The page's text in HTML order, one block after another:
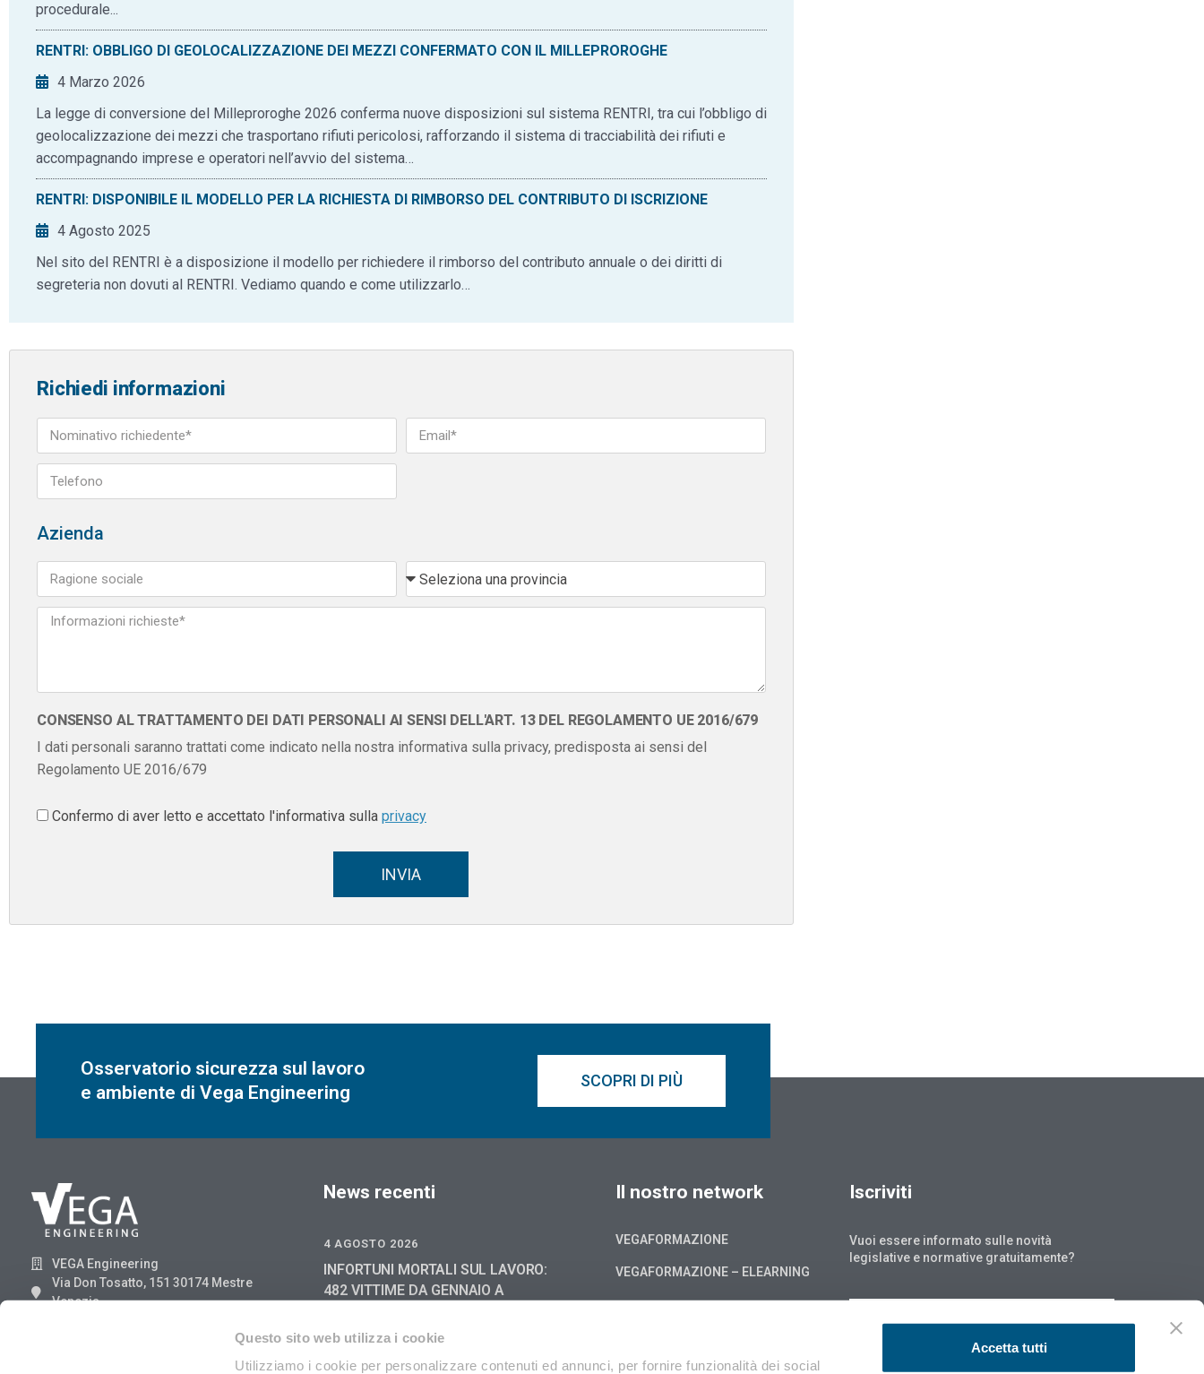
Questo sito web utilizza i cookie
Utilizziamo i cookie per personalizzare contenuti ed annunci, per fornire funzionalità dei social
Accetta tutti
procedurale...
RENTRI: OBBLIGO DI GEOLOCALIZZAZIONE DEI MEZZI CONFERMATO CON IL MILLEPROROGHE
4 Marzo 2026
La legge di conversione del Milleproroghe 2026 conferma nuove disposizioni sul sistema RENTRI, tra cui l’obbligo di
geolocalizzazione dei mezzi che trasportano rifiuti pericolosi, rafforzando il sistema di tracciabilità dei rifiuti e
accompagnando imprese e operatori nell’avvio del sistema…
RENTRI: DISPONIBILE IL MODELLO PER LA RICHIESTA DI RIMBORSO DEL CONTRIBUTO DI ISCRIZIONE
4 Agosto 2025
Nel sito del RENTRI è a disposizione il modello per richiedere il rimborso del contributo annuale o dei diritti di
segreteria non dovuti al RENTRI. Vediamo quando e come utilizzarlo…
Richiedi informazioni
Azienda
CONSENSO AL TRATTAMENTO DEI DATI PERSONALI AI SENSI DELL'ART. 13 DEL REGOLAMENTO UE 2016/679
I dati personali saranno trattati come indicato nella nostra informativa sulla privacy, predisposta ai sensi del
Regolamento UE 2016/679
Confermo di aver letto e accettato l'informativa sulla privacy
INVIA
Osservatorio sicurezza sul lavoro
e ambiente di Vega Engineering
SCOPRI DI PIÙ
VEGA Engineering
Via Don Tosatto, 151 30174 Mestre
Venezia
News recenti
4 AGOSTO 2026
INFORTUNI MORTALI SUL LAVORO:
482 VITTIME DA GENNAIO A
2025
29 LUGLIO 2026
Il nostro network
VEGAFORMAZIONE
VEGAFORMAZIONE – ELEARNING
Iscriviti
Vuoi essere informato sulle novità
legislative e normative gratuitamente?
ISCRIVITI